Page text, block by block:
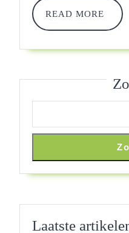
READ MORE
Laatste